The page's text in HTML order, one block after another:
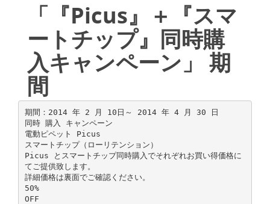
「『Picus』＋『スマ
ートチップ』同時購
入キャンペーン」 期
間
期間：2014 年 2 月 10日～ 2014 年 4 月 30 日
同時 購入 キャンペーン
電動ピペット Picus
スマートチップ（ローリテンション）
Picus とスマートチップ同時購入でそれぞれお買い得価格に
てご提供致します。
詳細価格は裏面でご確認ください。
50%
OFF